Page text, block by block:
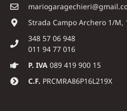
Strada Campo Archero 1/M,
348 57 06 948
011 94 77 016
P. IVA 089 419 900 15
C.F. PRCMRA86P16L219X